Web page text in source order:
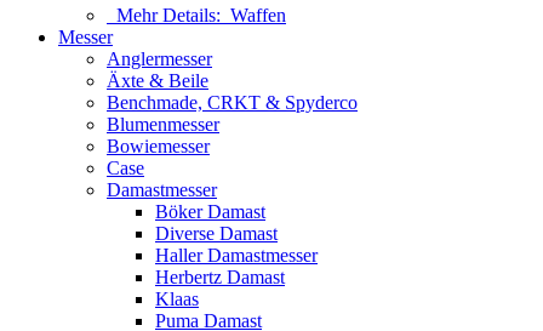
Mehr Details: Waffen
Messer
Anglermesser
Äxte & Beile
Benchmade, CRKT & Spyderco
Blumenmesser
Bowiemesser
Case
Damastmesser
Böker Damast
Diverse Damast
Haller Damastmesser
Herbertz Damast
Klaas
Puma Damast